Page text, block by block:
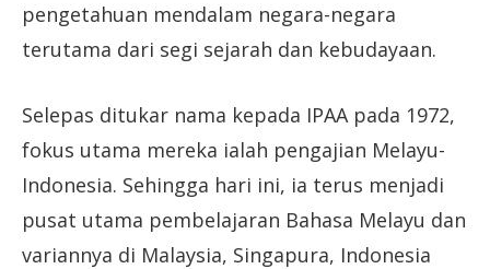
pengetahuan mendalam negara-negara
terutama dari segi sejarah dan kebudayaan.
Selepas ditukar nama kepada IPAA pada 1972,
fokus utama mereka ialah pengajian Melayu-
Indonesia. Sehingga hari ini, ia terus menjadi
pusat utama pembelajaran Bahasa Melayu dan
variannya di Malaysia, Singapura, Indonesia